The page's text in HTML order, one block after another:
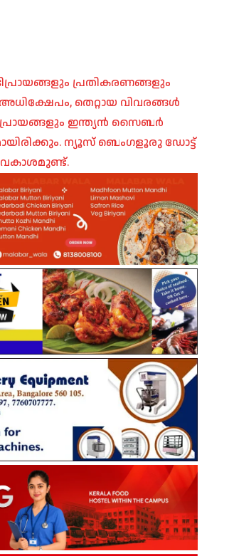
പ്രതികരണങ്ങളും
തെറ്റായ വിവരങ്ങൾ
ഇന്ത്യൻ സൈബർ
ന്യൂസ് ബെംഗളൂരു ഡോട്ട്